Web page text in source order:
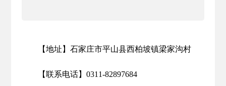
【地址】石家庄市平山县西柏坡镇梁家沟村
【联系电话】0311-82897684